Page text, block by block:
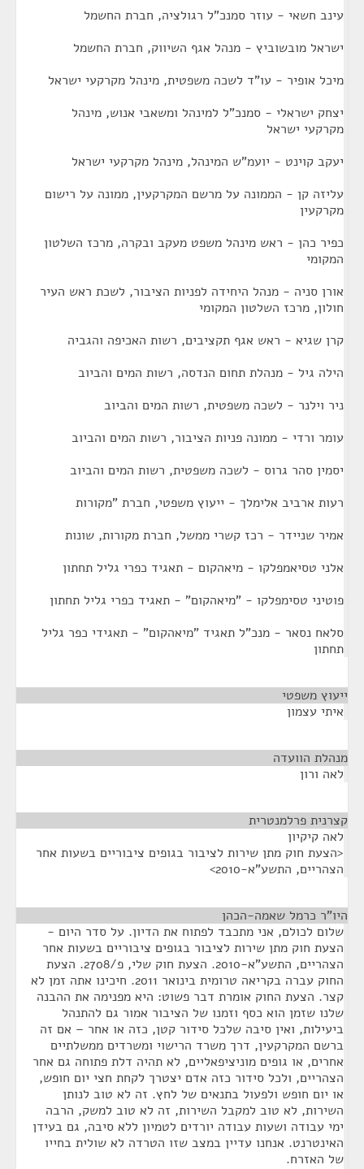
עינב חשאי - עוזר סמנכ"ל רגולציה, חברת החשמל
ישראל מובשוביץ - מנהל אגף השיווק, חברת החשמל
מיכל אופיר - עו"ד לשכה משפטית, מינהל מקרקעי ישראל
יצחק ישראלי - סמנכ"ל למינהל ומשאבי אנוש, מינהל
מקרקעי ישראל
יעקב קוינט - יועמ"ש המינהל, מינהל מקרקעי ישראל
עליזה קן - הממונה על מרשם המקרקעין, ממונה על רישום
מקרקעין
כפיר כהן - ראש מינהל משפט מעקב ובקרה, מרכז השלטון
המקומי
אורן סניה - מנהל היחידה לפניות הציבור, לשכת ראש העיר
חולון, מרכז השלטון המקומי
קרן שגיא - ראש אגף תקציבים, רשות האכיפה והגביה
הילה גיל - מנהלת תחום הנדסה, רשות המים והביוב
ניר וילנר - לשכה משפטית, רשות המים והביוב
עומר ורדי - ממונה פניות הציבור, רשות המים והביוב
יסמין סהר גרוס - לשכה משפטית, רשות המים והביוב
רעות ארביב אלימלך - ייעוץ משפטי, חברת "מקורות
אמיר שניידר - רכז קשרי ממשל, חברת מקורות, שונות
אלני טסיאמפלקו - מיאהקום - תאגיד כפרי גליל תחתון
פוטיני טסימפלקו - "מיאהקום" - תאגיד כפרי גליל תחתון
סלאח נסאר - מנכ"ל תאגיד "מיאהקום" - תאגידי כפר גליל
תחתון
ייעוץ משפטי
איתי עצמון
מנהלת הוועדה
לאה ורון
קצרנית פרלמנטרית
לאה קיקיון
<הצעת חוק מתן שירות לציבור בגופים ציבוריים בשעות אחר
הצהריים, התשע"א-2010>
היו"ר כרמל שאמה-הכהן
שלום לכולם, אני מתכבד לפתוח את הדיון. על סדר היום -
הצעת חוק מתן שירות לציבור בגופים ציבוריים בשעות אחר
הצהריים, התשע"א-2010. הצעת חוק שלי, פ/2708. הצעת
החוק עברה בקריאה טרומית בינואר 2011. חיכינו אתה זמן לא
קצר. הצעת החוק אומרת דבר פשוט: היא מפנימה את ההבנה
שלנו שזמן הוא כסף וזמנו של הציבור אמור גם להתנהל
ביעילות, ואין סיבה שלכל סידור קטן, כזה או אחר – אם זה
ברשם המקרקעין, דרך משרד הרישוי ומשרדים ממשלתיים
אחרים, או גופים מוניציפאליים, לא תהיה דלת פתוחה גם אחר
הצהריים, ולכל סידור כזה אדם יצטרך לקחת חצי יום חופש,
או יום חופש ולפעול בתנאים של לחץ. זה לא טוב לנותן
השירות, לא טוב למקבל השירות, זה לא טוב למשק, הרבה
ימי עבודה ושעות עבודה יורדים לטמיון ללא סיבה, גם בעידן
האינטרנט. אנחנו עדיין במצב שזו הטרדה לא שולית בחייו
של האזרח.